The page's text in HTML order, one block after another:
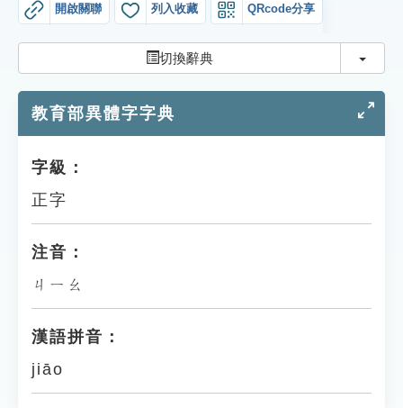
貓頭鷹博士
開啟關聯 列入收藏 QRcode分享
切換辭典 切換
教育部異體字字典
字級：
正字
注音：
ㄐㄧㄠ
漢語拼音：
jiāo